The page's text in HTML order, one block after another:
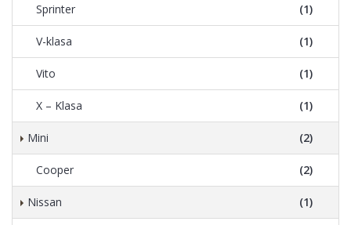
Sprinter (1)
V-klasa (1)
Vito (1)
X – Klasa (1)
Mini (2)
Cooper (2)
Nissan (1)